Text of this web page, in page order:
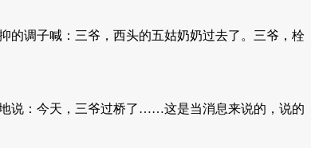
调子喊：三爷，西头的五姑奶奶过去了。三爷，栓
说：今天，三爷过桥了……这是当消息来说的，说的